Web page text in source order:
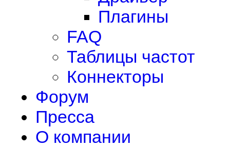
Плагины
FAQ
Таблицы частот
Коннекторы
Форум
Пресса
О компании